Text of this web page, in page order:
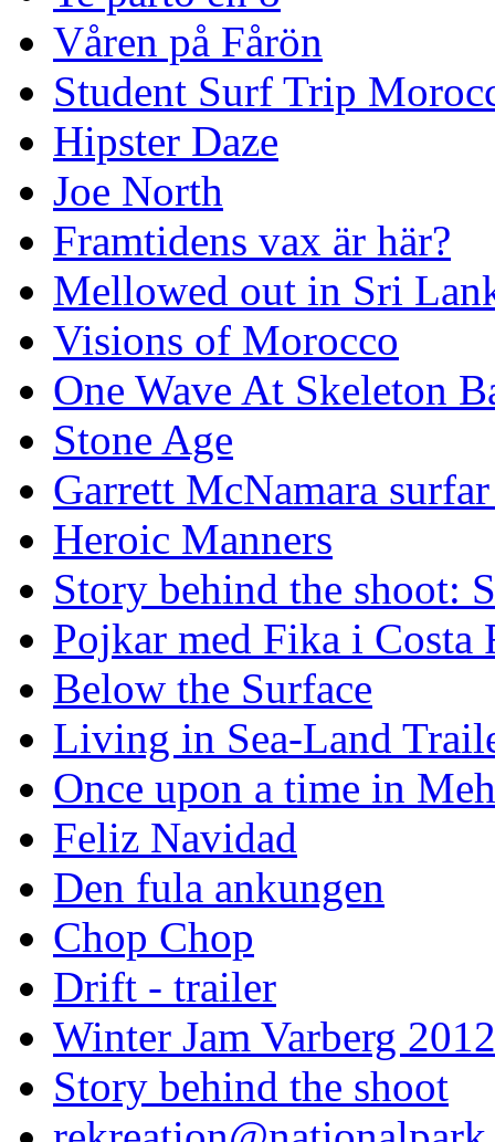
Våren på Fårön
Student Surf Trip
Hipster Daze
Joe North
Framtidens vax är här?
Mellowed out in Sri
Visions of Morocco
One Wave At Skeleton
Stone Age
Garrett McNamara
Heroic Manners
Story behind the shoot:
Pojkar med Fika i Costa
Below the Surface
Living in Sea-Land
Once upon a time in
Feliz Navidad
Den fula ankungen
Chop Chop
Drift - trailer
Winter Jam Varberg 2012
Story behind the shoot